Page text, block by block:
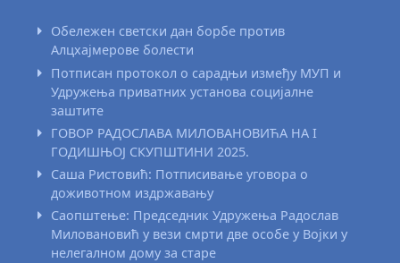
Обележен светски дан борбе против
Алцхајмерове болести
Потписан протокол о сарадњи између МУП и
Удружења приватних установа социјалне
заштите
ГОВОР РАДОСЛАВА МИЛОВАНОВИЋА НА I
ГОДИШЊОЈ СКУПШТИНИ 2025.
Саша Ристовић: Потписивање уговора о
доживотном издржавању
Саопштење: Председник Удружења Радослав
Миловановић у вези смрти две особе у Војки у
нелегалном дому за старе